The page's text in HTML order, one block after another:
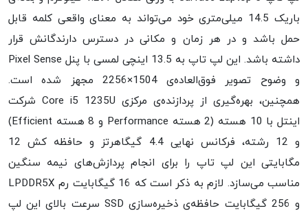
باریک 14.5 میلی‌متری خود می‌تواند به معنای واقعی کلمه قابل
حمل باشد و در هر زمان و مکانی در دسترس دارندگانش قرار
داشته باشد. این لپ تاپ به 13.5 اینچی لمسی با پنل Pixel Sense
و وضوح تصویر فوق‌العاده‌ی 1504×2256 مجهز شده است.
همچنین، بهره‌گیری از پردازنده‌ی مرکزی Core i5 1235U شرکت
اینتل با 10 هسته (2 هسته Performance و 8 هسته Efficient)
و 12 رشته، فرکانس نهایی 4.4 گیگاهرتز و حافظه کش 12
مگابایتی این لپ تاپ را برای انجام پردازش‌های نیمه سنگین
مناسب می‌سازد. لازم به ذکر است که 16 گیگابایت رم LPDDR5X
و 256 گیگابایت حافظه‌ی ذخیره‌سازی SSD سرعت بالای این لپ